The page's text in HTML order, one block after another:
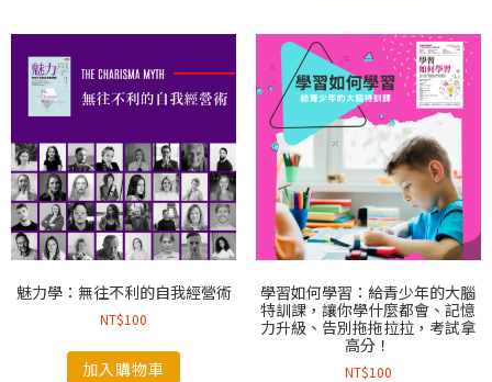
魅力學：無往不利的自我經營術
NT$100
加入購物車
學習如何學習：給青少年的大腦
特訓課，讓你學什麼都會、記憶
力升級、告別拖拖拉拉，考試拿
高分！
NT$100